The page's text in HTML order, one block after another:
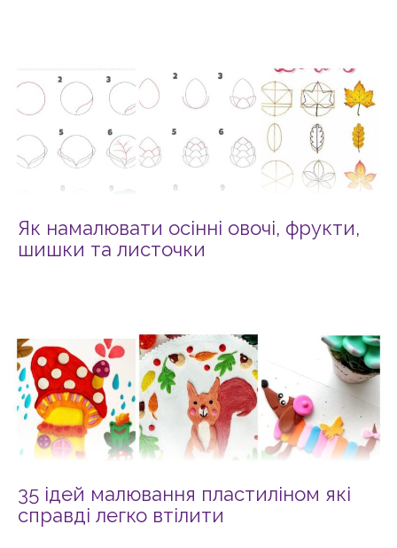
Як намалювати осінні овочі, фрукти,
шишки та листочки
35 ідей малювання пластиліном які
справді легко втілити